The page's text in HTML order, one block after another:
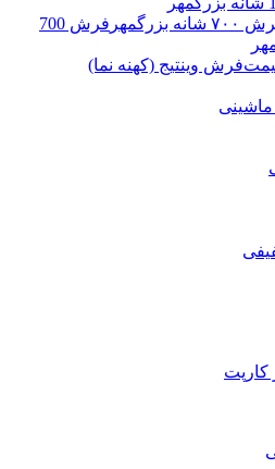
فرش 700
فرش وینتیج (کهنه نما)
کارپت